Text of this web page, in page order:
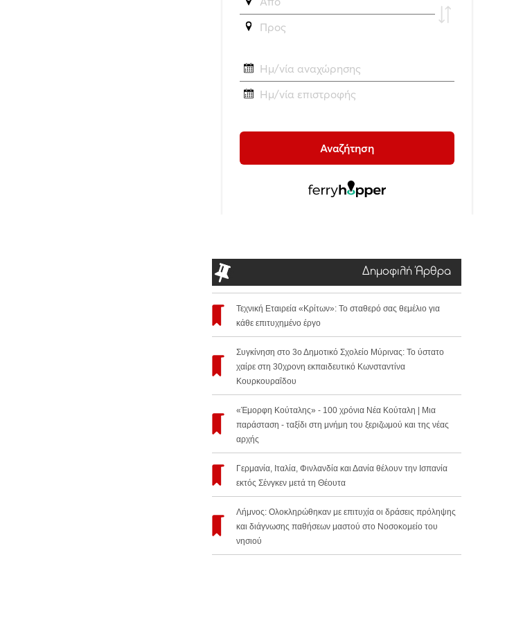
Δημοφιλή Άρθρα
Τεχνική Εταιρεία «Κρίτων»: Το σταθερό σας θεμέλιο για
κάθε επιτυχημένο έργο
Συγκίνηση στο 3ο Δημοτικό Σχολείο Μύρινας: Το ύστατο
χαίρε στη 30χρονη εκπαιδευτικό Κωνσταντίνα
Κουρκουραΐδου
«Έμορφη Κούταλης» - 100 χρόνια Νέα Κούταλη | Μια
παράσταση - ταξίδι στη μνήμη του ξεριζωμού και της νέας
αρχής
Γερμανία, Ιταλία, Φινλανδία και Δανία θέλουν την Ισπανία
εκτός Σένγκεν μετά τη Θέουτα
Λήμνος: Ολοκληρώθηκαν με επιτυχία οι δράσεις πρόληψης
και διάγνωσης παθήσεων μαστού στο Νοσοκομείο του
νησιού